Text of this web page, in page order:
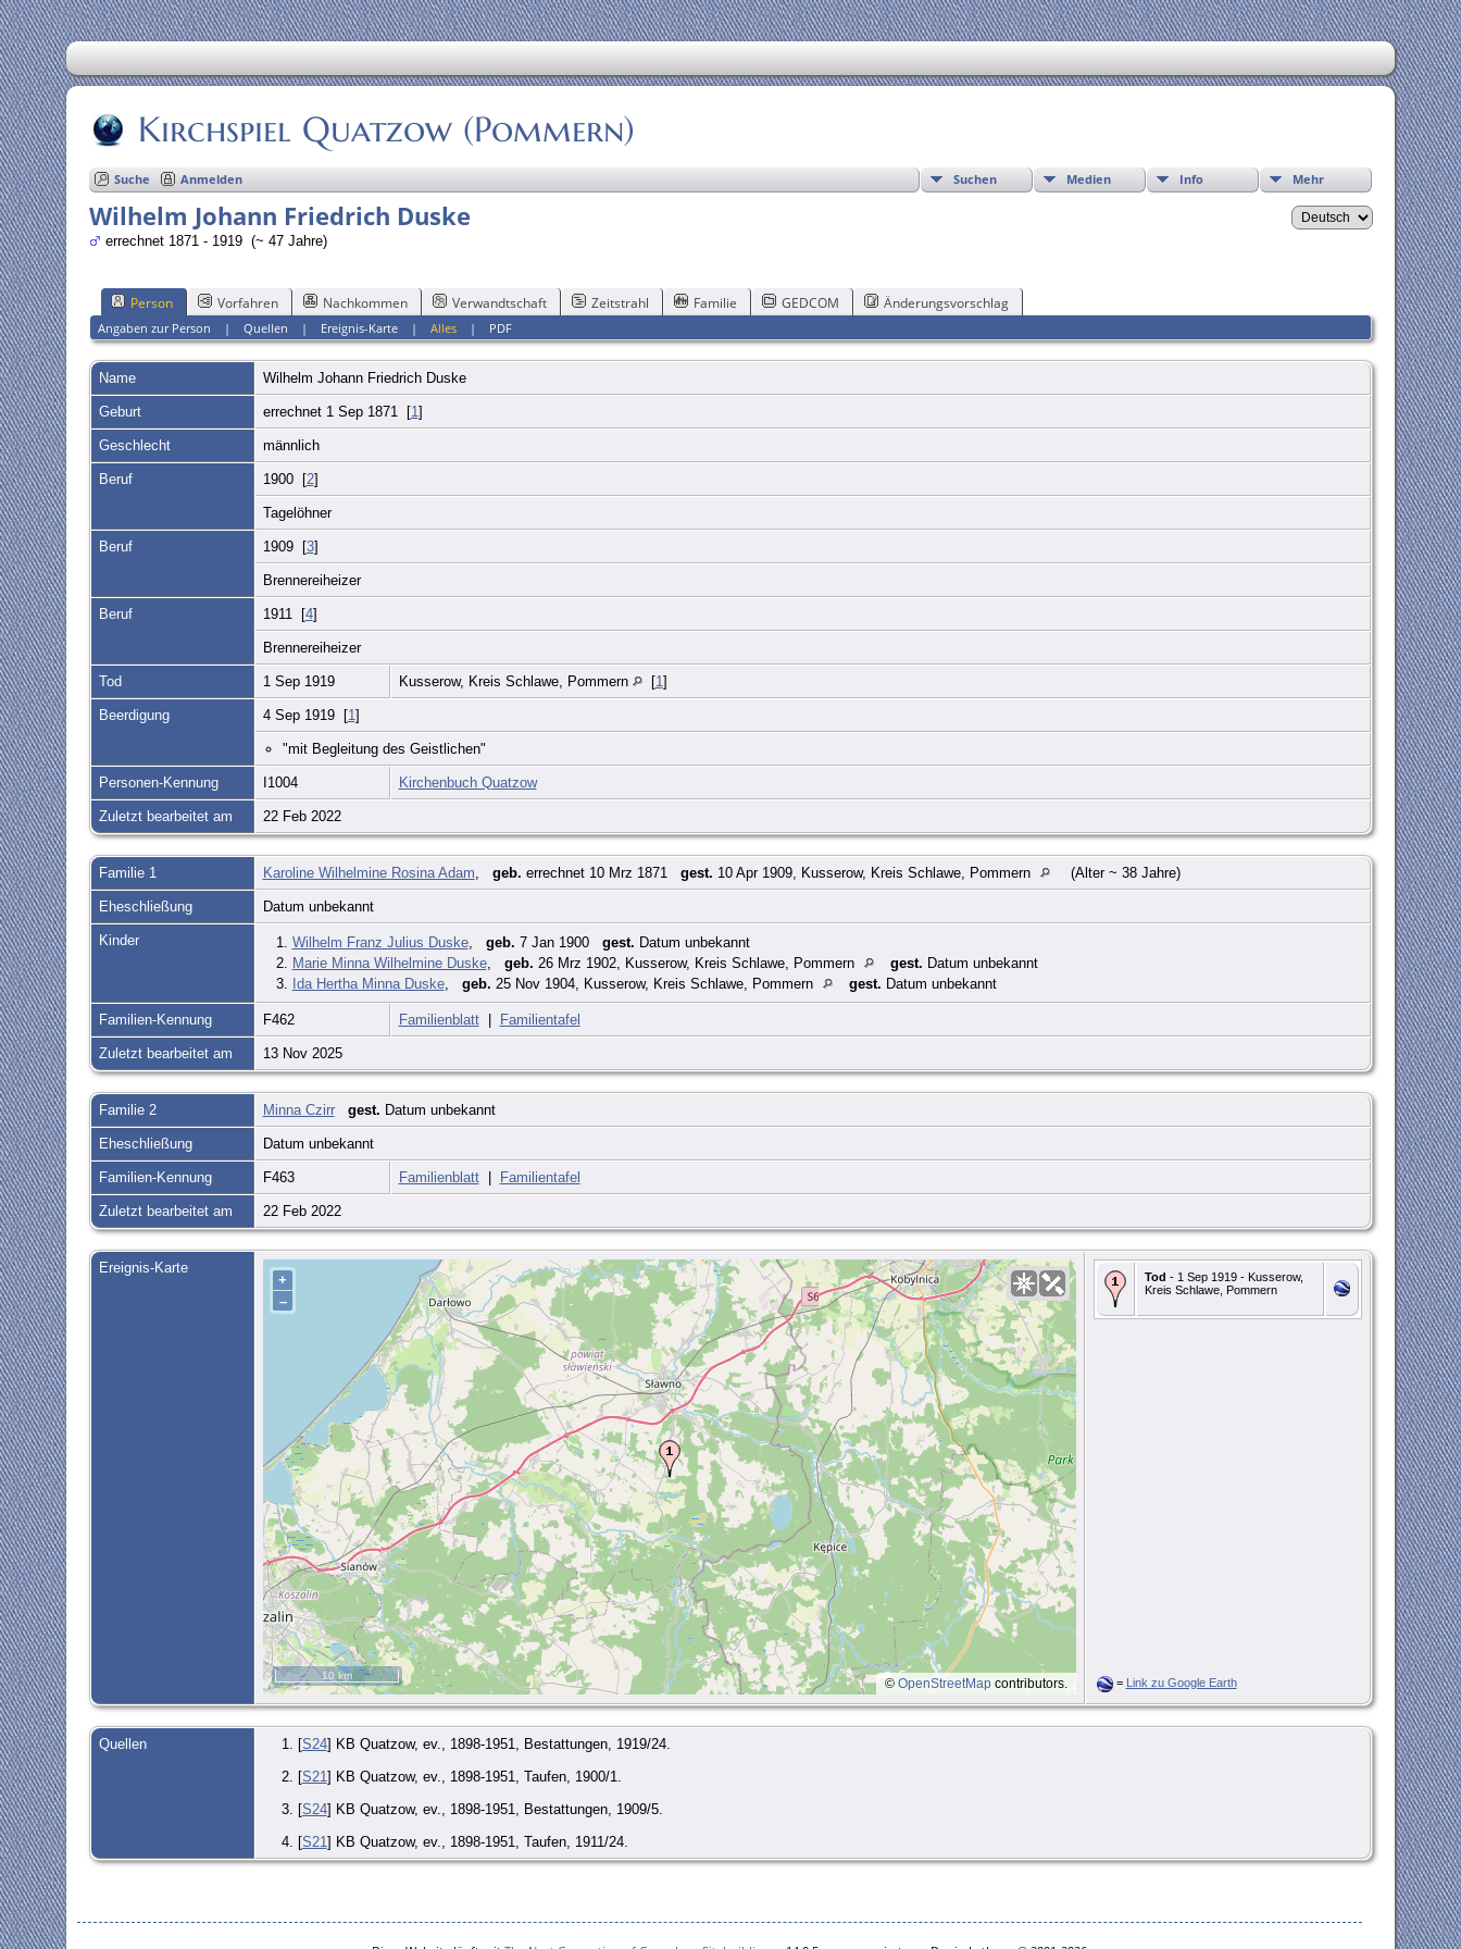
Kirchspiel Quatzow (Pommern)
Suchen Medien Info Mehr
Suche Anmelden
Wilhelm Johann Friedrich Duske
errechnet 1871 - 1919 (~ 47 Jahre)
Person Vorfahren Nachkommen Verwandtschaft Zeitstrahl Familie GEDCOM Änderungsvorschlag
Angaben zur Person |Quellen | Ereignis-Karte |Alles | PDF
Name Wilhelm Johann Friedrich Duske
Geburt errechnet 1 Sep 1871 [1 ]
Geschlecht männlich
Beruf 1900 [2]
Tagelöhner
Beruf 1909 [3]
Brennereiheizer
Beruf 1911 [4]
Brennereiheizer
Tod 1 Sep 1919 Kusserow, Kreis Schlawe, Pommern [1 ]
Beerdigung 4 Sep 1919 [1 ]
"mit Begleitung des Geistlichen"
Personen-Kennung I1004 Kirchenbuch Quatzow
Zuletzt bearbeitet am 22 Feb 2022
Familie 1 Karoline Wilhelmine Rosina Adam geb. errechnet 10 Mrz 1871 gest. 10 Apr 1909, Kusserow, Kreis Schlawe, Pommern (Alter ~ 38 Jahre)
Eheschließung Datum unbekannt
Kinder 1. Wilhelm Franz Julius Duske, geb. 7 Jan 1900 gest. Datum unbekannt
2.
Marie Minna Wilhelmine Duske, geb. 26 Mrz 1902, Kusserow, Kreis Schlawe, Pommern gest. Datum unbekannt
3.
Ida Hertha Minna Duske, geb. 25 Nov 1904, Kusserow, Kreis Schlawe, Pommern gest. Datum unbekannt
Familien-Kennung F462 Familienblatt| Familientafel
Zuletzt bearbeitet am 13 Nov 2025
Familie 2 Minna Czirr gest. Datum unbekannt
Eheschließung Datum unbekannt
Familien-Kennung F463 Familienblatt| Familientafel
Zuletzt bearbeitet am 22 Feb 2022
Ereignis-Karte
+
–
© OpenStreetMapcontributors.
10 km
Tod - 1 Sep 1919 - Kusserow,
Kreis Schlawe, Pommern
= Link zu Google Earth
Quellen [S24] KB Quatzow, ev., 1898-1951, Bestattungen, 1919/24.
[S21 ] KB Quatzow, ev., 1898-1951, Taufen, 1900/1.
[S24] KB Quatzow, ev., 1898-1951, Bestattungen, 1909/5.
[S21 ] KB Quatzow, ev., 1898-1951, Taufen, 1911/24.